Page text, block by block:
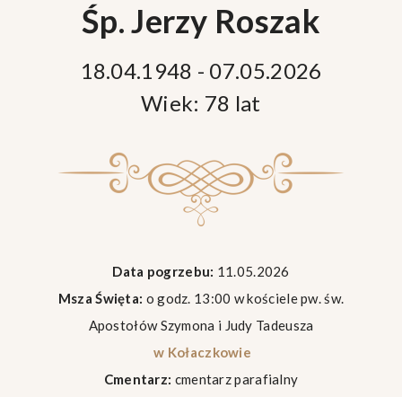
Śp. Jerzy Roszak
18.04.1948 - 07.05.2026
Wiek: 78 lat
Data pogrzebu: 11.05.2026
Msza Święta: o godz. 13:00 w kościele pw. św.
Apostołów Szymona i Judy Tadeusza
w Kołaczkowie
Cmentarz: cmentarz parafialny